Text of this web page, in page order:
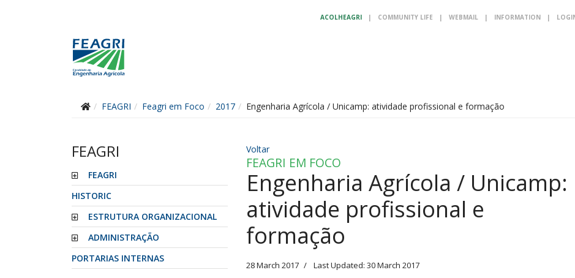
ACOLHEAGRI | COMMUNITY LIFE | WEBMAIL | INFORMATION |
FEAGRI Feagri em Foco 2017 Engenharia Agrícola / Unicamp: atividade profissional e formação
FEAGRI
FEAGRI
HISTORIC
ESTRUTURA ORGANIZACIONAL
ADMINISTRAÇÃO
PORTARIAS INTERNAS
Voltar
FEAGRI EM FOCO
Engenharia Agrícola / Unicamp:
atividade profissional e
formação
28 March 2017 Last Updated: 30 March 2017